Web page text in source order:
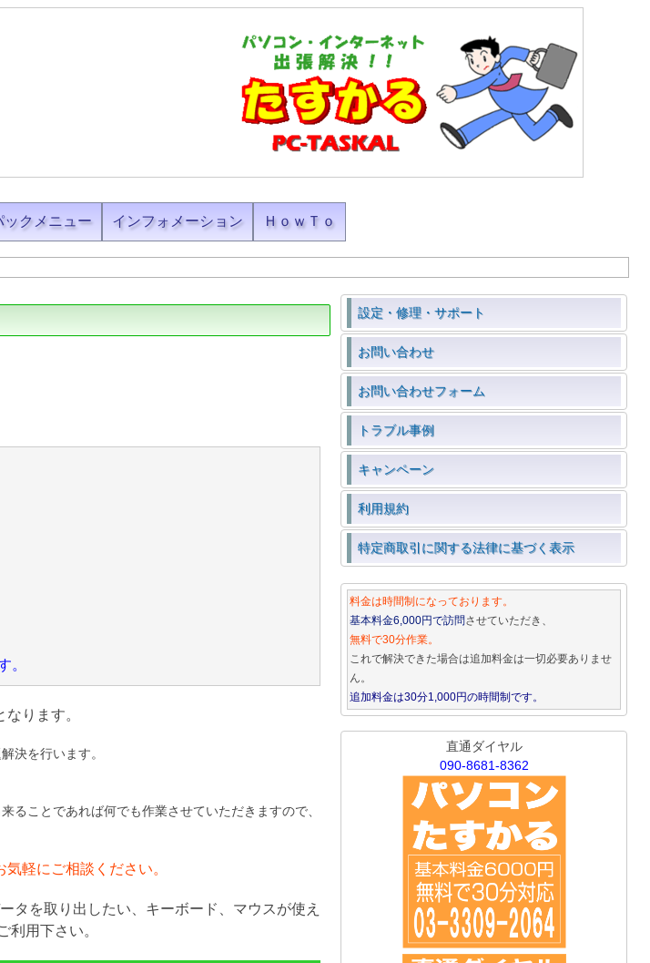
ックメニュー インフォメーション ＨｏｗＴｏ
。
ります。
決を行います。
ることであれば何でも作業させていただきますので、
軽にご相談ください。
タを取り出したい、キーボード、マウスが使え
利用下さい。
設定・修理・サポート
お問い合わせ
お問い合わせフォーム
トラブル事例
キャンペーン
利用規約
特定商取引に関する法律に基づく表示
料金は時間制になっております。
基本料金6,000円で訪問させていただき、
無料で30分作業。
これで解決できた場合は追加料金は一切必要ありませ
ん。
追加料金は30分1,000円の時間制です。
直通ダイヤル
090-8681-8362